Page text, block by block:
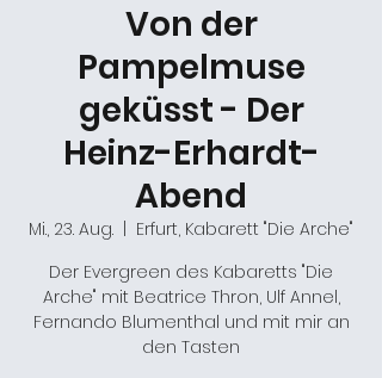
Von der
Pampelmuse
geküsst - Der
Heinz-Erhardt-
Abend
Mi., 23. Aug.
Erfurt, Kabarett "Die Arche"
Der Evergreen des Kabaretts "Die
Arche" mit Beatrice Thron, Ulf Annel,
Fernando Blumenthal und mit mir an
den Tasten